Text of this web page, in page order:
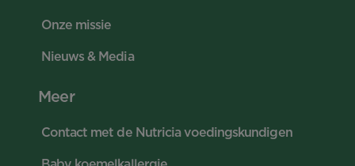
Onze missie
Nieuws & Media
Meer
Contact met de Nutricia voedingskundigen